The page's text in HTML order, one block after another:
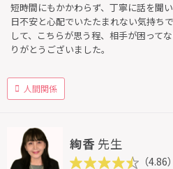
短時間にもかかわらず、丁寧に話を聞
日不安と心配でいたたまれない気持ち
して、こちらが思う程、相手が困って
りがとうございました。
人間関係
絢香 先生
（4.86）